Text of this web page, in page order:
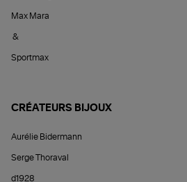
Max Mara
&
Sportmax
CRÉATEURS BIJOUX
Aurélie Bidermann
Serge Thoraval
d1928